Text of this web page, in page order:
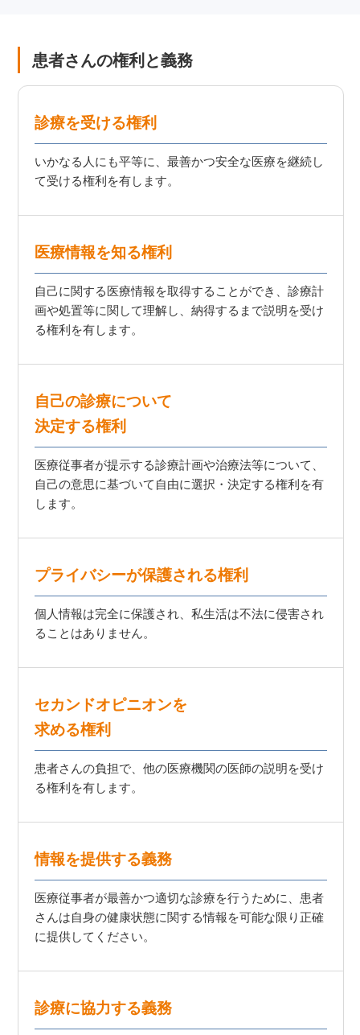
患者さんの権利と義務
診療を受ける権利
いかなる人にも平等に、最善かつ安全な医療を継続し
て受ける権利を有します。
医療情報を知る権利
自己に関する医療情報を取得することができ、診療計
画や処置等に関して理解し、納得するまで説明を受け
る権利を有します。
自己の診療について
決定する権利
医療従事者が提示する診療計画や治療法等について、
自己の意思に基づいて自由に選択・決定する権利を有
します。
プライバシーが保護される権利
個人情報は完全に保護され、私生活は不法に侵害され
ることはありません。
セカンドオピニオンを
求める権利
患者さんの負担で、他の医療機関の医師の説明を受け
る権利を有します。
情報を提供する義務
医療従事者が最善かつ適切な診療を行うために、患者
さんは自身の健康状態に関する情報を可能な限り正確
に提供してください。
診療に協力する義務